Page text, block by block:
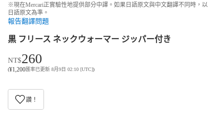
※現在Mercari正實驗性地提供部分中譯。如果日語原文與中文翻譯不同時，以
日語原文為準。
報告翻譯問題
黒 フリース ネックウォーマー ジッパー付き
NT$260
(¥1,200匯率已更新 8月9日 02:10 [UTC])
讚！